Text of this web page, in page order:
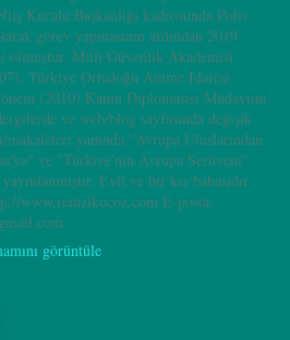
Kurulu Başkanlığı kadrosunda Polis
görev yapmasının ardından 2019
olmuştur. Milli Güvenlik Akademisi
Türkiye Ortadoğu Amme İdaresi
(2010) Kamu Diplomasisi Müdavimi
ve web/blog sayfasında değişik
makaleleri yanında "Avrupa Uluslarından
ve "Türkiye'nin Avrupa Serüveni"
Evli ve bir kız babasıdır.
www.remzikocoz.com E-posta:
görüntüle